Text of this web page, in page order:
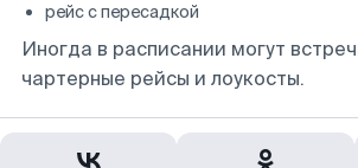
рейс с пересадкой
Иногда в расписании могут
чартерные рейсы и лоукосты.